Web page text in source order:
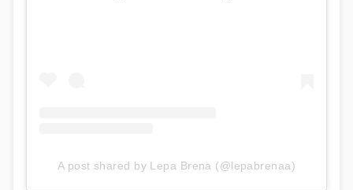
A post shared by Lepa Brena (@lepabrenaa)